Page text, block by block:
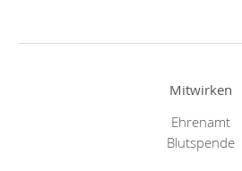
Mitwirken
Ehrenamt
Blutspende